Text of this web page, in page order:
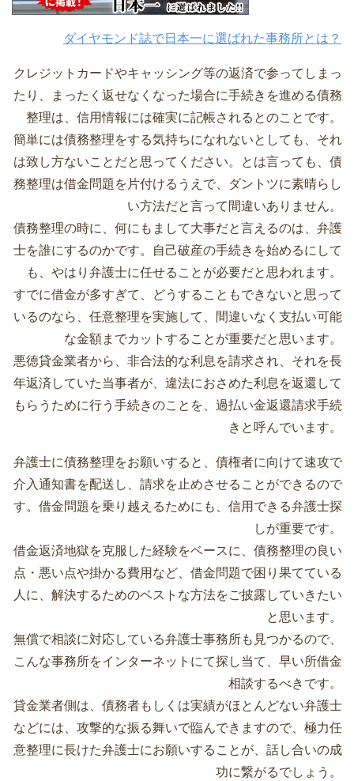
ダイヤモンド誌で日本一に選ばれた事務所とは？
クレジットカードやキャッシング等の返済で参ってしまっ
たり、まったく返せなくなった場合に手続きを進める債務
整理は、信用情報には確実に記帳されるとのことです。
簡単には債務整理をする気持ちになれないとしても、それ
は致し方ないことだと思ってください。とは言っても、債
務整理は借金問題を片付けるうえで、ダントツに素晴らし
い方法だと言って間違いありません。
債務整理の時に、何にもまして大事だと言えるのは、弁護
士を誰にするのかです。自己破産の手続きを始めるにして
も、やはり弁護士に任せることが必要だと思われます。
すでに借金が多すぎて、どうすることもできないと思って
いるのなら、任意整理を実施して、間違いなく支払い可能
な金額までカットすることが重要だと思います。
悪徳貸金業者から、非合法的な利息を請求され、それを長
年返済していた当事者が、違法におさめた利息を返還して
もらうために行う手続きのことを、過払い金返還請求手続
きと呼んでいます。
弁護士に債務整理をお願いすると、債権者に向けて速攻で
介入通知書を配送し、請求を止めさせることができるので
す。借金問題を乗り越えるためにも、信用できる弁護士探
しが重要です。
借金返済地獄を克服した経験をベースに、債務整理の良い
点・悪い点や掛かる費用など、借金問題で困り果てている
人に、解決するためのベストな方法をご披露していきたい
と思います。
無償で相談に対応している弁護士事務所も見つかるので、
こんな事務所をインターネットにて探し当て、早い所借金
相談するべきです。
貸金業者側は、債務者もしくは実績がほとんどない弁護士
などには、攻撃的な振る舞いで臨んできますので、極力任
意整理に長けた弁護士にお願いすることが、話し合いの成
功に繋がるでしょう。